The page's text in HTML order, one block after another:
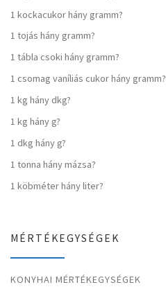
1 kockacukor hány gramm?
1 tojás hány gramm?
1 tábla csoki hány gramm?
1 csomag vaníliás cukor hány gramm?
1 kg hány dkg?
1 kg hány g?
1 dkg hány g?
1 tonna hány mázsa?
1 köbméter hány liter?
MÉRTÉKEGYSÉGEK
KONYHAI MÉRTÉKEGYSÉGEK